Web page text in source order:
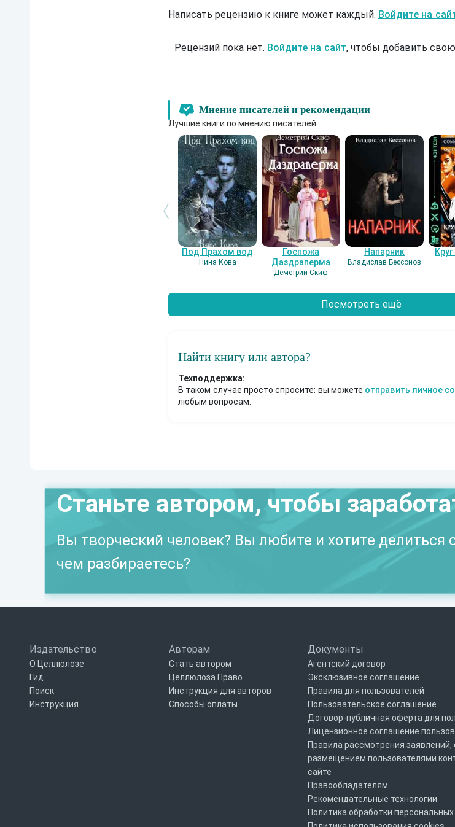
Написать рецензию к книге может каждый. Войдите на
Рецензий пока нет. Войдите на сайт, чтобы добавить свою
Мнение писателей и рекомендации
Лучшие книги по мнению писателей.
Под Прахом вод
Нина Кова
Госпожа
Даздраперма
Деметрий Скиф
Напарник
Владислав Бессонов
Посмотреть ещё
Найти книгу или автора?
Техподдержка:
В таком случае просто спросите: вы можете отправить личное
любым вопросам.
Станьте автором, чтобы
Вы творческий человек? Вы любите и хотите делиться
чем разбираетесь?
Издательство
О Целлюлозе
Гид
Поиск
Инструкция
Авторам
Стать автором
Целлюлоза Право
Инструкция для авторов
Способы оплаты
Документы
Агентский договор
Эксклюзивное соглашение
Правила для пользователей
Пользовательское соглашение
Договор-публичная оферта для
Лицензионное соглашение
Правила рассмотрения заявлений,
размещением пользователями
сайте
Правообладателям
Рекомендательные технологии
Политика обработки